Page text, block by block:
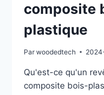
composite
plastique
Parwoodedtech
Qu'est-ce qu'un
composite bois-